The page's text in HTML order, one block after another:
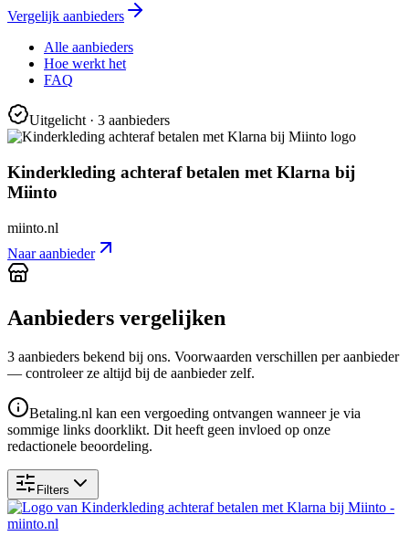
Vergelijk aanbieders
Alle aanbieders
Hoe werkt het
FAQ
Uitgelicht· 3 aanbieders
Kinderkleding achteraf betalen met Klarna bij
Miinto
miinto.nl
Naar aanbieder
Aanbieders vergelijken
3 aanbieders bekend bij ons. Voorwaarden verschillen per aanbieder
— controleer ze altijd bij de aanbieder zelf.
Betaling.nl kan een vergoeding ontvangen wanneer je via
sommige links doorklikt. Dit heeft geen invloed op onze
redactionele beoordeling.
Filters